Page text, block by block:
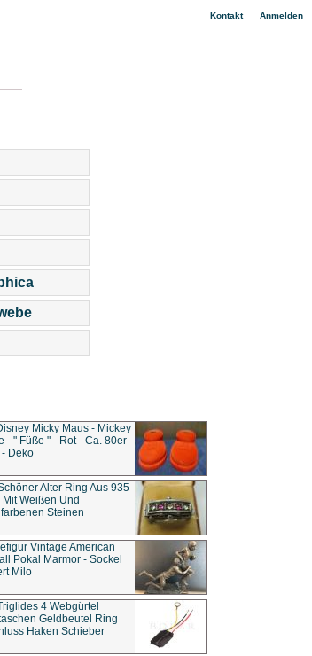
Kontakt| Anmelden
Micky Maus - Mickey
- " Füße " - Rot - Ca. 80er
Deko
Alter Ring Aus 935
Weißen Und
Steinen
Vintage American
Pokal Marmor - Sockel
Milo
4 Webgürtel
Geldbeutel Ring
Haken Schieber